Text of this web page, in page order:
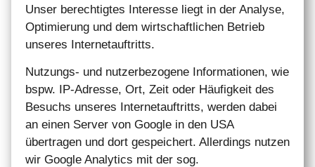
Unser berechtigtes Interesse liegt in der Analyse,
Optimierung und dem wirtschaftlichen Betrieb
unseres Internetauftritts.
Nutzungs- und nutzerbezogene Informationen, wie
bspw. IP-Adresse, Ort, Zeit oder Häufigkeit des
Besuchs unseres Internetauftritts, werden dabei
an einen Server von Google in den USA
übertragen und dort gespeichert. Allerdings nutzen
wir Google Analytics mit der sog.